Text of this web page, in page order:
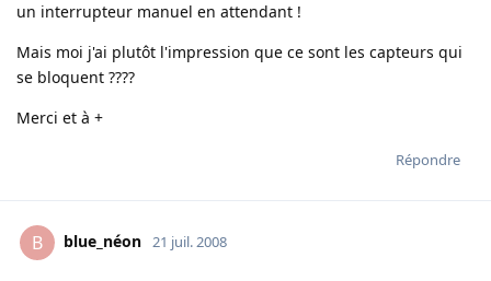
un interrupteur manuel en attendant !
Mais moi j'ai plutôt l'impression que ce sont les capteurs qui
se bloquent ????
Merci et à +
Répondre
B blue_néon 21 juil. 2008